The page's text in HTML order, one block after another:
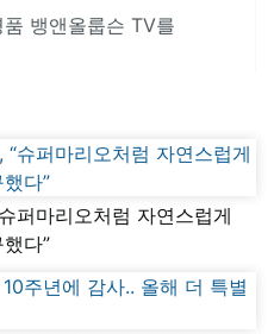
뱅앤올룹슨 TV를
퍼마리오처럼 자연스럽게
다”